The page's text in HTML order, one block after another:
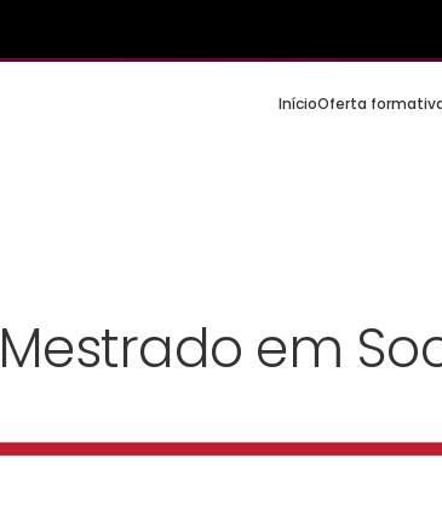
InícioOferta
em